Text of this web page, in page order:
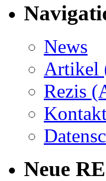
News
Artikel
Rezis
Neue